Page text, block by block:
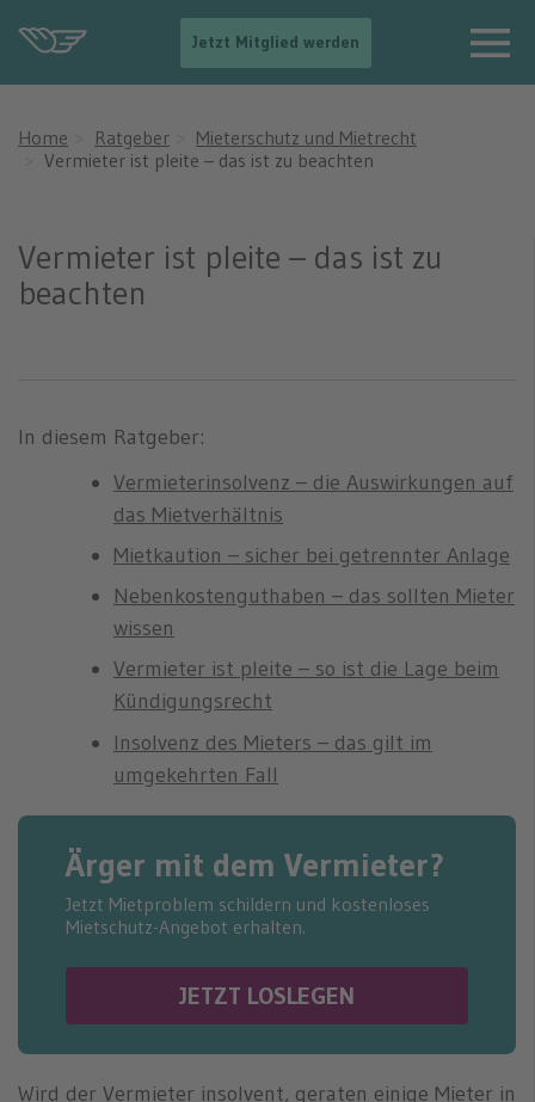
Jetzt Mitglied werden
-
-
>
d
Home Ratgeber
Mieterschutz und Mietrecht
Vermieter ist pleite – das ist zu beachten
Vermieter ist pleite – das ist zu
beachten
In diesem Ratgeber:
Vermieterinsolvenz – die Auswirkungen auf
das Mietverhältnis
Mietkaution – sicher bei getrennter Anlage
Nebenkostenguthaben – das sollten Mieter
wissen
Vermieter ist pleite – so ist die Lage beim
Kündigungsrecht
Insolvenz des Mieters – das gilt im
umgekehrten Fall
Ärger mit dem Vermieter?
Jetzt Mietproblem schildern und kostenloses
Mietschutz-Angebot erhalten.
JETZT LOSLEGEN
Wird der Vermieter insolvent, geraten einige Mieter in